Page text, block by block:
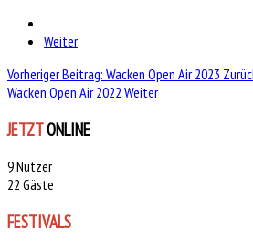
Weiter
Vorheriger Beitrag: Wacken Open Air 2023
Wacken Open Air 2022 Weiter
JETZTONLINE
9 Nutzer
22 Gäste
FESTIVALS